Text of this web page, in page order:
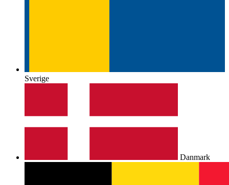
Sverige
Danmark